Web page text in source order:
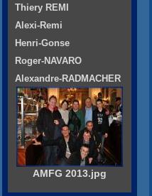
Thiery REMI
Alexi-Remi
Henri-Gonse
Roger-NAVARO
Alexandre-RADMACHER
AMFG 2013.jpg